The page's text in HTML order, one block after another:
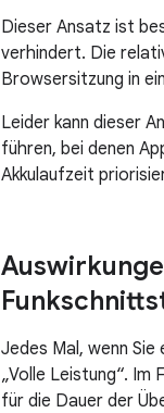
Dieser Ansatz ist
verhindert. Die
Browsersitzung in
Leider kann dieser
führen, bei denen
Akkulaufzeit
Jedes Mal, wenn
„Volle Leistung“.
für die Dauer der